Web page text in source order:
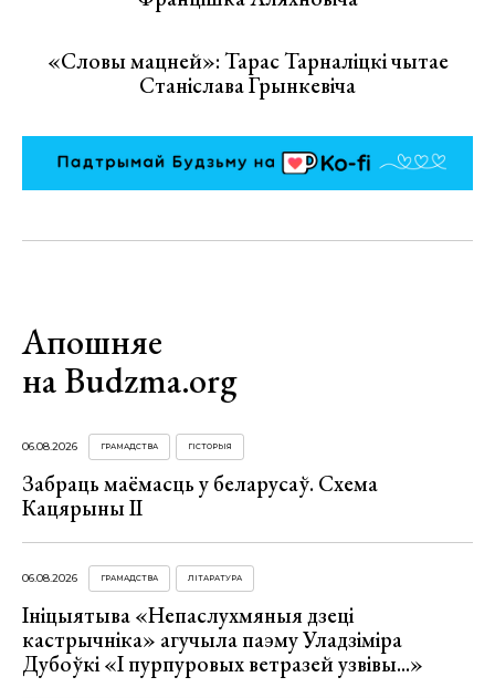
«Словы мацней»: Тарас Тарналіцкі чытае
Станіслава Грынкевіча
Апошняе
на Budzma.org
06.08.2026 ГРАМАДСТВА ГІСТОРЫЯ
Забраць маёмасць у беларусаў. Схема
Кацярыны ІІ
06.08.2026 ГРАМАДСТВА ЛІТАРАТУРА
Ініцыятыва «Непаслухмяныя дзеці
кастрычніка» агучыла паэму Уладзіміра
Дубоўкі «І пурпуровых ветразей узвівы...»